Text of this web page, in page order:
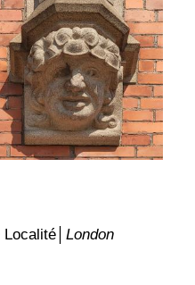
Localité│London